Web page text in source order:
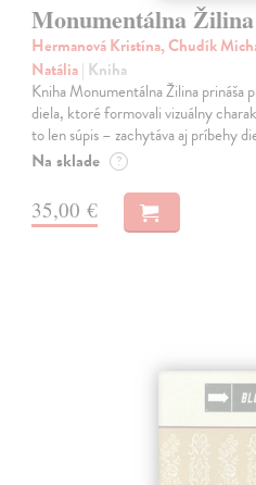
Monumentálna Žilina
Hermanová Kristína, Chudík
Natália| Kniha
Kniha Monumentálna Žilina prináša
diela, ktoré formovali vizuálny
to len súpis – zachytáva aj príbehy
Na sklade ?
35,00 €